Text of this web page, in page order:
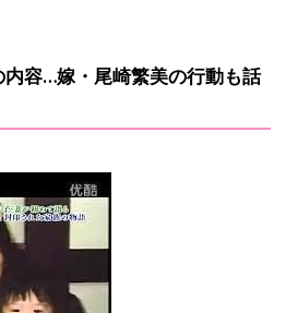
内容…嫁・尾崎繁美の行動も話